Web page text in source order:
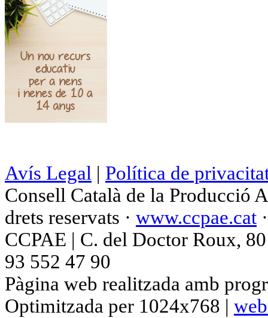
Avís Legal | Política de
Consell Català de la Producció
drets reservats · www.ccpae.cat
CCPAE | C. del Doctor Roux,
93 552 47 90
Pàgina web realitzada amb
Optimitzada per 1024x768 |